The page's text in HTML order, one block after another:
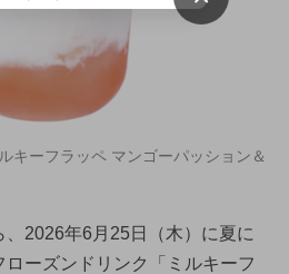
キーフラッペ マンゴーパッション＆
2026年6月25日（木）に夏に
ーズンドリンク「ミルキーフ